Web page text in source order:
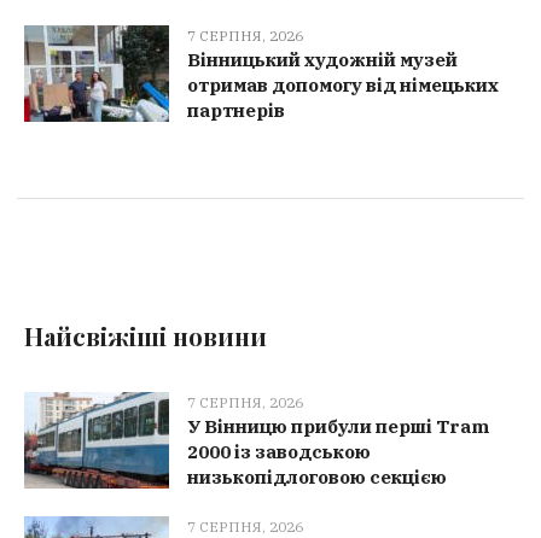
7 СЕРПНЯ, 2026
Вінницький художній музей
отримав допомогу від німецьких
партнерів
Найсвіжіші новини
7 СЕРПНЯ, 2026
У Вінницю прибули перші Tram
2000 із заводською
низькопідлоговою секцією
7 СЕРПНЯ, 2026